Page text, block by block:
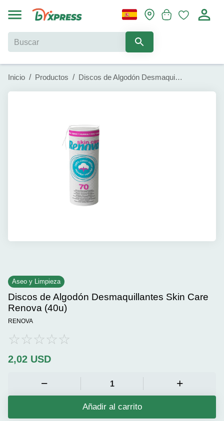
Inicio / Productos / Discos de Algodón Desmaquillantes Skin Care Renova (40u)
Aseo y Limpieza
Discos de Algodón Desmaquillantes Skin Care
Renova (40u)
RENOVA
2,02 USD
Añadir al carrito